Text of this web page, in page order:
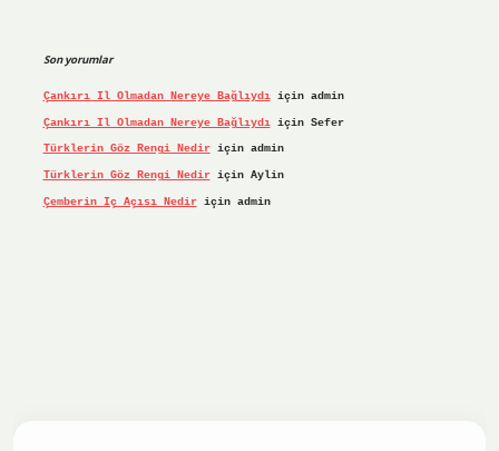
Son yorumlar
Çankırı Il Olmadan Nereye Bağlıydıiçin admin
Çankırı Il Olmadan Nereye Bağlıydıiçin Sefer
Türklerin Göz Rengi Nediriçin admin
Türklerin Göz Rengi Nediriçin Aylin
Çemberin Iç Açısı Nediriçin admin